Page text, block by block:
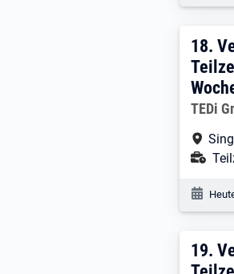
18.
18.
TEDi
19.
19.